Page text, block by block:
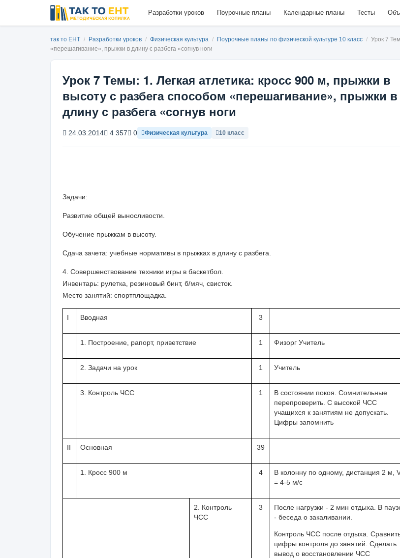
Разработки уроков Поурочные планы Календарные планы Тесты
так то ЕНТ / Разработки уроков / Физическая культура / Поурочные планы по физической культуре 10 класс / Урок 7
«перешагивание», прыжки в длину с разбега «согнув ноги
Урок 7 Темы: 1. Легкая атлетика: кросс 900 м, прыжки в
высоту с разбега способом «перешагивание», прыжки в
длину с разбега «согнув ноги
24.03.2014 4 357 0 Физическая культура 10 класс
Задачи:
Развитие общей выносливости.
Обучение прыжкам в высоту.
Сдача зачета: учебные нормативы в прыжках в длину с раз­бега.
4. Совершенствование техники игры в баскетбол.
Инвентарь: рулетка, резиновый бинт, б/мяч, свисток.
Место занятий: спортплощадка.
I Вводная 3
1. Построение, рапорт, привет­ствие 1 Физорг Учитель
2. Задачи на урок 1 Учитель
3. Контроль ЧСС 1
В состоянии покоя. Сомнительные
перепроверить. С высокой ЧСС
учащихся к занятиям не допускать.
Цифры запомнить
II Основная 39
1. Кросс 900 м 4 В колонну по одному, дистанция 2 м ,
= 4-5 м/с
2. Контроль
ЧСС
3
После нагрузки - 2 мин отдыха. В
- беседа о закаливании.
Контроль ЧСС после отдыха.
цифры кон­троля до занятий. Сделать
вывод о восстановлении ЧСС